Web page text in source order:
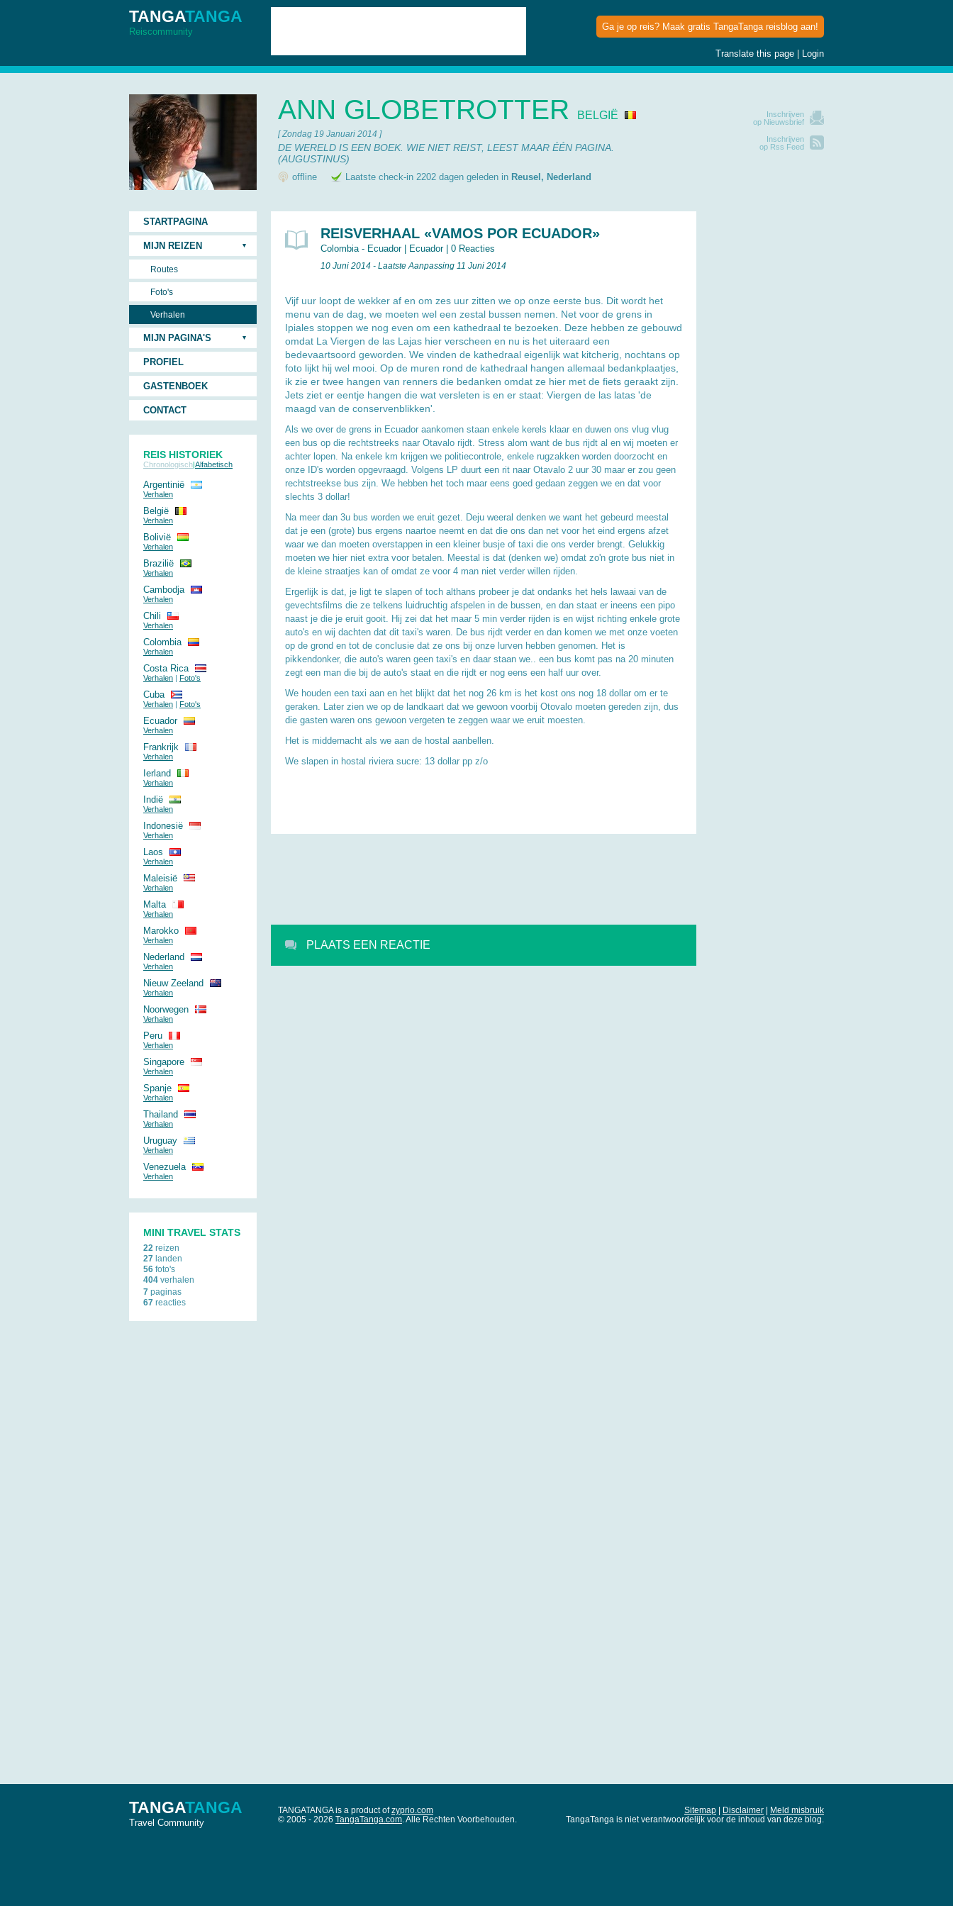
TANGATANGA
Reiscommunity Ga je op reis? Maak gratis TangaTanga reisblog aan!
Translate this page Login
ANN GLOBETROTTER BELGIË
[ Zondag 19 Januari 2014 ]
DE WERELD IS EEN BOEK. WIE NIET REIST, LEEST MAAR ÉÉN PAGINA.
(AUGUSTINUS)
offline Laatste check-in 2202 dagen geleden in Reusel, Nederland
Inschrijven
op Nieuwsbrief
Inschrijven
op Rss Feed
REISVERHAAL «VAMOS POR ECUADOR»
Colombia - Ecuador| Ecuador| 0 Reacties
10 Juni 2014 - Laatste Aanpassing 11 Juni 2014
Vijf uur loopt de wekker af en om zes uur zitten we op onze eerste bus. Dit wordt het
menu van de dag, we moeten wel een zestal bussen nemen. Net voor de grens in
Ipiales stoppen we nog even om een kathedraal te bezoeken. Deze hebben ze gebouwd
omdat La Viergen de las Lajas hier verscheen en nu is het uiteraard een
bedevaartsoord geworden. We vinden de kathedraal eigenlijk wat kitcherig, nochtans op
foto lijkt hij wel mooi. Op de muren rond de kathedraal hangen allemaal bedankplaatjes,
ik zie er twee hangen van renners die bedanken omdat ze hier met de fiets geraakt zijn.
Jets ziet er eentje hangen die wat versleten is en er staat: Viergen de las latas 'de
maagd van de conservenblikken'.
Als we over de grens in Ecuador aankomen staan enkele kerels klaar en duwen ons vlug vlug
een bus op die rechtstreeks naar Otavalo rijdt. Stress alom want de bus rijdt al en wij moeten er
achter lopen. Na enkele km krijgen we politiecontrole, enkele rugzakken worden doorzocht en
onze ID's worden opgevraagd. Volgens LP duurt een rit naar Otavalo 2 uur 30 maar er zou geen
rechtstreekse bus zijn. We hebben het toch maar eens goed gedaan zeggen we en dat voor
slechts 3 dollar!
Na meer dan 3u bus worden we eruit gezet. Deju weeral denken we want het gebeurd meestal
dat je een (grote) bus ergens naartoe neemt en dat die ons dan net voor het eind ergens afzet
waar we dan moeten overstappen in een kleiner busje of taxi die ons verder brengt. Gelukkig
moeten we hier niet extra voor betalen. Meestal is dat (denken we) omdat zo'n grote bus niet in
de kleine straatjes kan of omdat ze voor 4 man niet verder willen rijden.
Ergerlijk is dat, je ligt te slapen of toch althans probeer je dat ondanks het hels lawaai van de
gevechtsfilms die ze telkens luidruchtig afspelen in de bussen, en dan staat er ineens een pipo
naast je die je eruit gooit. Hij zei dat het maar 5 min verder rijden is en wijst richting enkele grote
auto's en wij dachten dat dit taxi's waren. De bus rijdt verder en dan komen we met onze voeten
op de grond en tot de conclusie dat ze ons bij onze lurven hebben genomen. Het is
pikkendonker, die auto's waren geen taxi's en daar staan we.. een bus komt pas na 20 minuten
zegt een man die bij de auto's staat en die rijdt er nog eens een half uur over.
We houden een taxi aan en het blijkt dat het nog 26 km is het kost ons nog 18 dollar om er te
geraken. Later zien we op de landkaart dat we gewoon voorbij Otovalo moeten gereden zijn, dus
die gasten waren ons gewoon vergeten te zeggen waar we eruit moesten.
Het is middernacht als we aan de hostal aanbellen.
We slapen in hostal riviera sucre: 13 dollar pp z/o
PLAATS EEN REACTIE
STARTPAGINA
MIJN REIZEN
Routes
Foto's
Verhalen
MIJN PAGINA'S
PROFIEL
GASTENBOEK
CONTACT
REIS HISTORIEK
Chronologisch|Alfabetisch
Argentinië
Verhalen
België
Verhalen
Bolivië
Verhalen
Brazilië
Verhalen
Cambodja
Verhalen
Chili
Verhalen
Colombia
Verhalen
Costa Rica
Verhalen | Foto's
Cuba
Verhalen | Foto's
Ecuador
Verhalen
Frankrijk
Verhalen
Ierland
Verhalen
Indië
Verhalen
Indonesië
Verhalen
Laos
Verhalen
Maleisië
Verhalen
Malta
Verhalen
Marokko
Verhalen
Nederland
Verhalen
Nieuw Zeeland
Verhalen
Noorwegen
Verhalen
Peru
Verhalen
Singapore
Verhalen
Spanje
Verhalen
Thailand
Verhalen
Uruguay
Verhalen
Venezuela
Verhalen
MINI TRAVEL STATS
22 reizen
27 landen
56 foto's
404 verhalen
7 paginas
67 reacties
TANGATANGA
Travel Community
TANGATANGA is a product ofzyprio.com
© 2005 - 2026 TangaTanga.com . Alle Rechten Voorbehouden.
Sitemap | Disclaimer | Meld misbruik
TangaTanga is niet verantwoordelijk voor de inhoud van deze blog.